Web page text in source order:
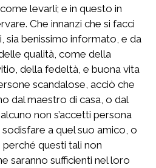
levarli; e in questo in
Che innanzi che si facci
sia benissimo informato, e da
qualità, come della
della fedeltà, e buona vita
scandalose, acciò che
dal maestro di casa, o dal
non s’accetti persona
a quel suo amico, o
questi tali non
saranno sufficienti nel loro